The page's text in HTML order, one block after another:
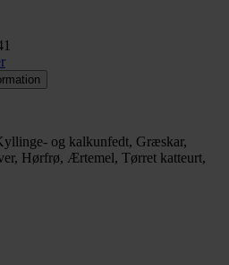
og kalkunfedt, Græskar,
Hørfrø, Ærtemel, Tørret katteurt,